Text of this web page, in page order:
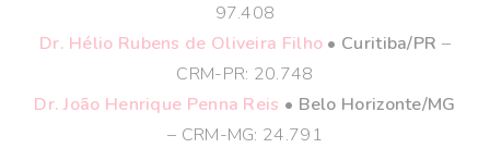
97.408
Dr. Hélio Rubens de Oliveira Filho • Curitiba/PR –
CRM-PR: 20.748
Dr. João Henrique Penna Reis • Belo Horizonte/MG
– CRM-MG: 24.791